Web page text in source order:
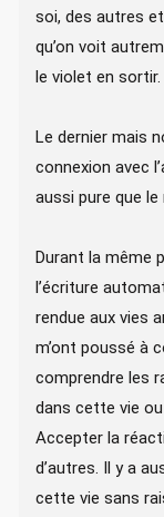
soi, des autres
qu’on voit
le violet en sortir.
Le dernier mais
connexion avec
aussi pure que le
Durant la même
l’écriture
rendue aux vies
m’ont poussé à
comprendre les
dans cette vie
Accepter la
d’autres. Il y a
cette vie sans